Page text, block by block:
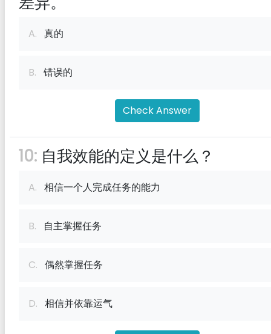
A. 真的
B. 错误的
Check Answer
10: 自我效能的定义是什么？
A. 相信一个人完成任务的能力
B. 自主掌握任务
C. 偶然掌握任务
D. 相信并依靠运气